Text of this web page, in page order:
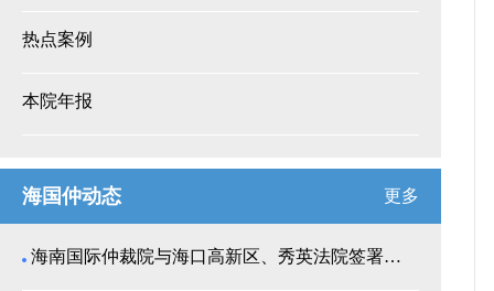
热点案例
本院年报
海国仲动态 更多
海南国际仲裁院与海口高新区、秀英法院签署商事纠纷多...